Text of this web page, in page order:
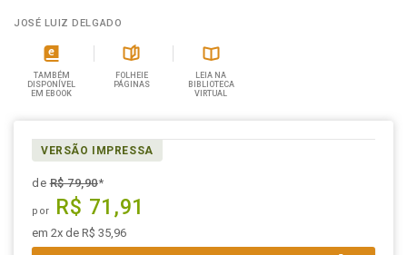
JOSÉ LUIZ DELGADO
TAMBÉM
DISPONÍVEL
EM EBOOK
FOLHEIE
PÁGINAS
LEIA NA
BIBLIOTECA
VIRTUAL
VERSÃO IMPRESSA
deR$ 79,90*
por R$ 71,91
em 2x de R$ 35,96